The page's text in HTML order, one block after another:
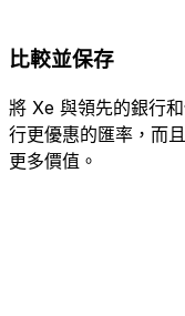
比較並保存
將 Xe 與領先的銀行
行更優惠的匯率，而
更多價值。